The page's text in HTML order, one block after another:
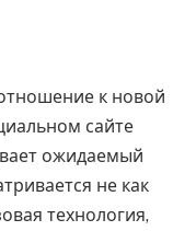
к новой
сайте
ожидаемый
не как
технология,